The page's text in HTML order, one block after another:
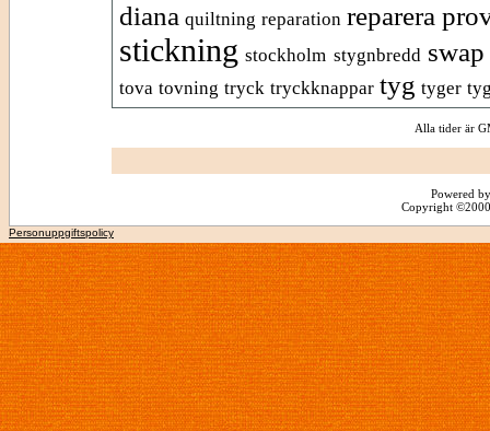
diana quiltning reparation reparera
stickning stockholm stygnbredd swap
tova tovning tryck tryckknappar tyg tyger
Alla tider är
Powered
Copyright
Personuppgiftspolicy